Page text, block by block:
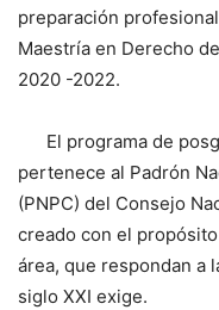
preparación
Maestría en Derecho
2020 -2022.
El programa de
pertenece al Padrón
(PNPC) del Consejo
creado con el
área, que respondan a
siglo XXI exige.